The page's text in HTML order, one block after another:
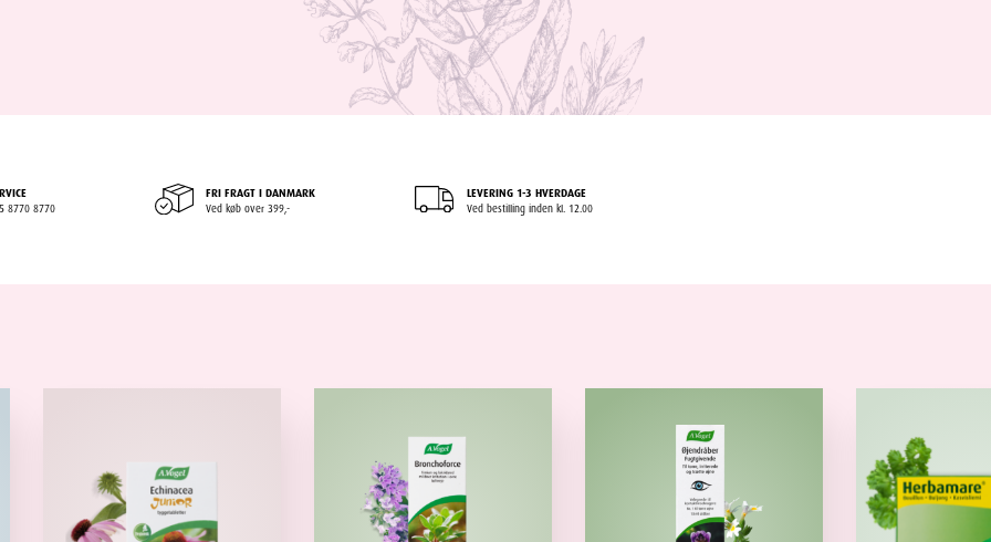
8770 8770
FRI FRAGT I DANMARK
Ved køb over 399,-
LEVERING 1-3 HVERDAGE
Ved bestilling inden kl. 12.00